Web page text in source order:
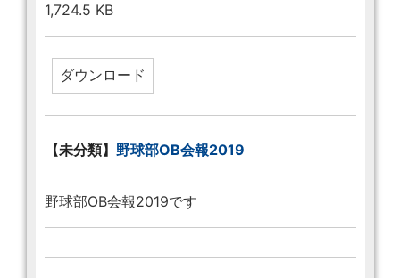
1,724.5 KB
【未分類】 野球部OB会報2019
野球部OB会報2019です